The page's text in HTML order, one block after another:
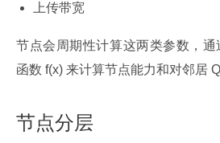
上传带宽
节点会周期性计算这两类参数，通
函数 f(x) 来计算节点能力和对邻居
节点分层